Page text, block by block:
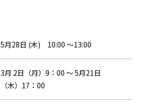
5月28日 (木) 10:00 ～13:00
3月 2日（月）9：00 ～ 5月21日
（木）17：00